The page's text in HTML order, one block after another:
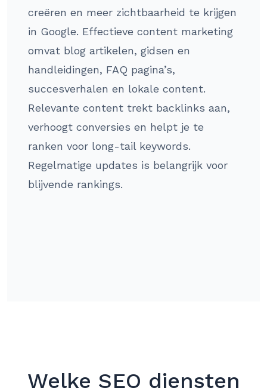
creëren en meer zichtbaarheid te krijgen
in Google. Effectieve content marketing
omvat blog artikelen, gidsen en
handleidingen, FAQ pagina’s,
succesverhalen en lokale content.
Relevante content trekt backlinks aan,
verhoogt conversies en helpt je te
ranken voor long-tail keywords.
Regelmatige updates is belangrijk voor
blijvende rankings.
Welke SEO diensten